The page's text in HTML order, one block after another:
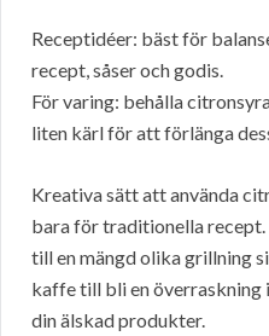
Receptidéer: bäst för
recept, såser och godis.
För varing: behålla
liten kärl för att förlänga
Kreativa sätt att använda
bara för traditionella
till en mängd olika grillning
kaffe till bli en överraskning
din älskad produkter.